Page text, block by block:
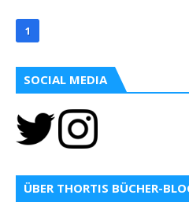
1
SOCIAL MEDIA
ÜBER THORTIS BÜCHER-